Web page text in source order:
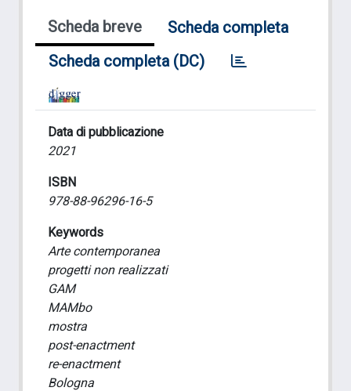
Scheda breve
Scheda completa
Scheda completa (DC)
Data di pubblicazione
2021
ISBN
978-88-96296-16-5
Keywords
Arte contemporanea
progetti non realizzati
GAM
MAMbo
mostra
post-enactment
re-enactment
Bologna